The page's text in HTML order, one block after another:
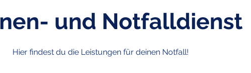
und Notfalldienst
Hier findest du die Leistungen für deinen Notfall!